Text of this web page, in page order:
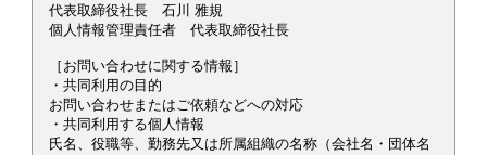
代表取締役社長 石川 雅規
個人情報管理責任者 代表取締役社長
［お問い合わせに関する情報］
・共同利用の目的
お問い合わせまたはご依頼などへの対応
・共同利用する個人情報
氏名、役職等、勤務先又は所属組織の名称（会社名・団体名